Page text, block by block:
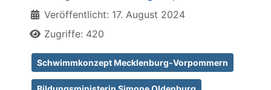
Veröffentlicht: 17. August 2024
Zugriffe: 420
Schwimmkonzept Mecklenburg-Vorpommern